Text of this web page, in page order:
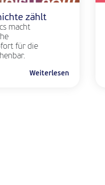
zählt
macht
für die
Weiterlesen